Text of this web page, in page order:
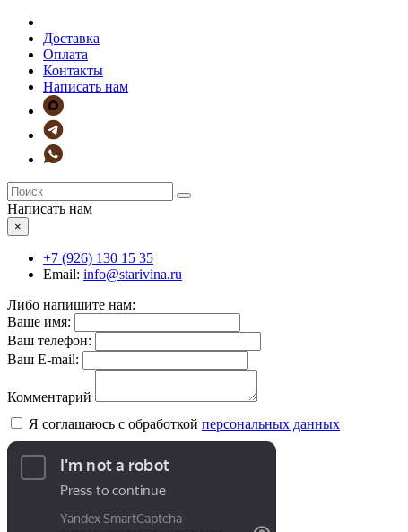
Доставка
Оплата
Контакты
Написать нам
Написать нам
×
+7 (926) 130 15 35
Email: info@starivina.ru
Либо напишите нам:
Ваше имя:
Ваш телефон:
Ваш E-mail:
Комментарий
Я соглашаюсь с обработкой персональных данных